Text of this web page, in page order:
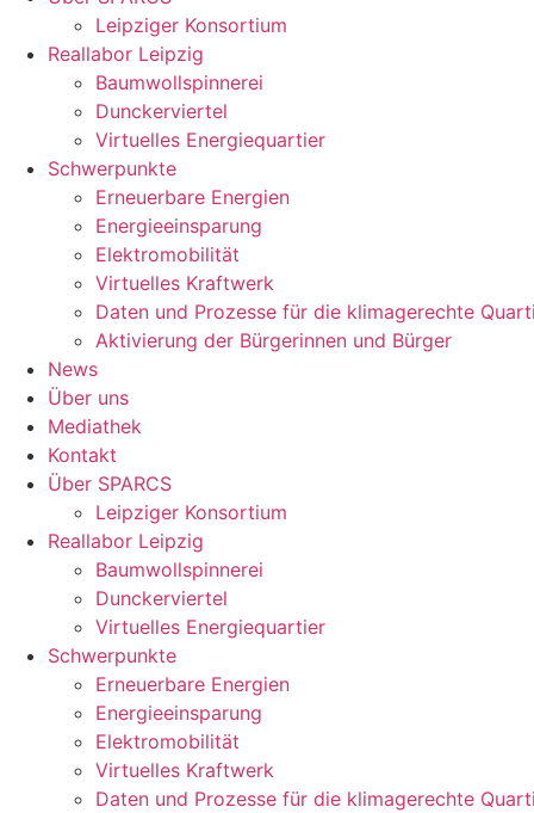
Leipziger Konsortium
Reallabor Leipzig
Baumwollspinnerei
Dunckerviertel
Virtuelles Energiequartier
Schwerpunkte
Erneuerbare Energien
Energieeinsparung
Elektromobilität
Virtuelles Kraftwerk
Daten und Prozesse für die klimagerechte
Aktivierung der Bürgerinnen und Bürger
News
Über uns
Mediathek
Kontakt
Über SPARCS
Leipziger Konsortium
Reallabor Leipzig
Baumwollspinnerei
Dunckerviertel
Virtuelles Energiequartier
Schwerpunkte
Erneuerbare Energien
Energieeinsparung
Elektromobilität
Virtuelles Kraftwerk
Daten und Prozesse für die klimagerechte